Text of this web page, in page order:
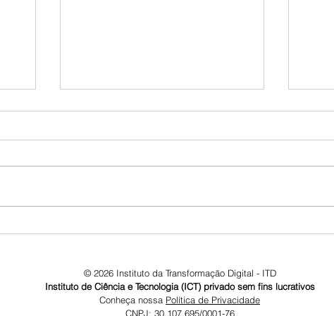
Agronegócio
© 2026 Instituto da Transformação Digital - ITD
Instituto de Ciência e Tecnologia (ICT) privado sem fins lucrativos
Conheça nossa Política de Privacidade
CNPJ: 30.107.695/0001-76